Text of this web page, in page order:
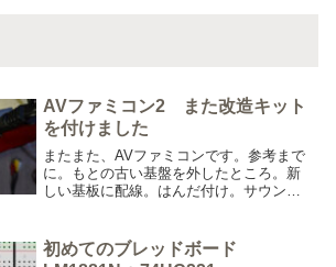
AVファミコン2 また改造キット
を付けました
またまた、AVファミコンです。参考まで
に。もとの古い基盤を外したところ。新
しい基板に配線。はんだ付け。サウンド
ーツを外す。抵抗は交換。3端子のパーツ
は再利用。マニュア...
初めてのブレッドボード